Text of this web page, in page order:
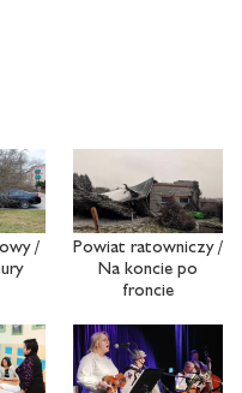
/
Powiat ratowniczy /
Na koncie po
froncie